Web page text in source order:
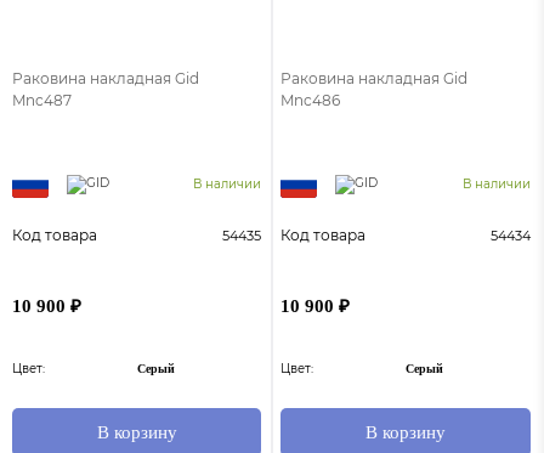
Раковина накладная Gid
Mnc487
В наличии
Код товара 54435
10 900 ₽
Цвет: Серый
В корзину
Раковина накладная Gid
Mnc486
В наличии
Код товара 54434
10 900 ₽
Цвет: Серый
В корзину